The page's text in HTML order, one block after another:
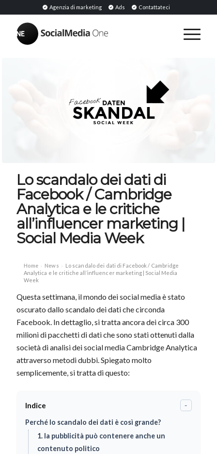
Agenzia di marketing Ads Contattateci
Lo scandalo dei dati di
Facebook / Cambridge
Analytica e le critiche
all’influencer marketing |
Social Media Week
Home › News › Lo scandalo dei dati di Facebook / Cambridge
Analytica e le critiche all’influencer marketing | Social Media
Week
Questa settimana, il mondo dei social media è stato
oscurato dallo scandalo dei dati che circonda
Facebook. In dettaglio, si tratta ancora dei circa 300
milioni di pacchetti di dati che sono stati ottenuti dalla
società di analisi dei social media Cambridge Analytica
attraverso metodi dubbi. Spiegato molto
semplicemente, si tratta di questo:
Indice -
Perché lo scandalo dei dati è così grande?
1. la pubblicità può contenere anche un
contenuto politico